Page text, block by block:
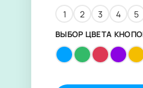
1 2 3 4 5
ВЫБОР ЦВЕТА